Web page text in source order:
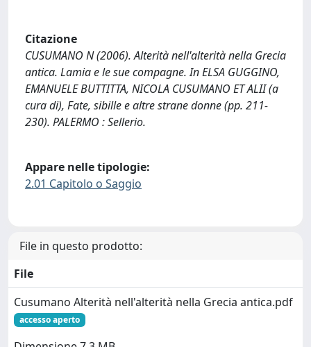
Citazione
CUSUMANO N (2006). Alterità nell'alterità nella Grecia
antica. Lamia e le sue compagne. In ELSA GUGGINO,
EMANUELE BUTTITTA, NICOLA CUSUMANO ET ALII (a
cura di), Fate, sibille e altre strane donne (pp. 211-
230). PALERMO : Sellerio.
Appare nelle tipologie:
2.01 Capitolo o Saggio
File in questo prodotto:
File
Cusumano Alterità nell'alterità nella Grecia antica.pdf
accesso aperto